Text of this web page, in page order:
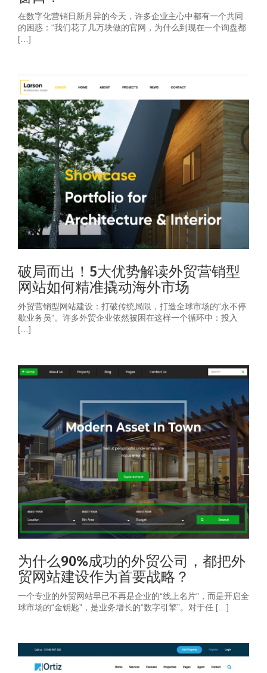
在数字化营销日新月异的今天，许多企业主心中都有一个共同
的困惑：“我们花了几万块做的官网，为什么到现在一个询盘都
[…]
破局而出！5大优势解读外贸营销型
网站如何精准撬动海外市场
外贸营销型网站建设：打破传统局限，打造全球市场的“永不停
歇业务员”。许多外贸企业依然被困在这样一个循环中：投入
[…]
为什么90%成功的外贸公司，都把外
贸网站建设作为首要战略？
一个专业的外贸网站早已不再是企业的“线上名片”，而是开启全
球市场的“金钥匙”，是业务增长的“数字引擎”。对于任 […]